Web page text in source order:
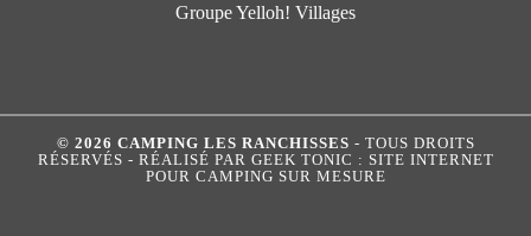
Groupe Yelloh! Villages
© 2026 CAMPING LES RANCHISSES - TOUS DROITS
RÉSERVÉS - RÉALISÉ PAR GEEK TONIC : SITE INTERNET
POUR CAMPING SUR MESURE